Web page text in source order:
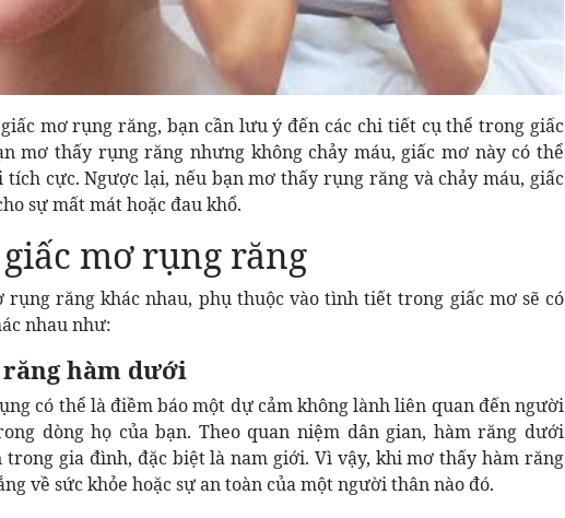
mơ rụng răng, bạn cần lưu ý đến các chi tiết cụ thể trong giấc
mơ thấy rụng răng nhưng không chảy máu, giấc mơ này có thể
cực. Ngược lại, nếu bạn mơ thấy rụng răng và chảy máu, giấc
sự mất mát hoặc đau khổ.
mơ rụng răng
rụng răng khác nhau, phụ thuộc vào tình tiết trong giấc mơ sẽ có
nhau như:
hàm dưới
có thể là điềm báo một dự cảm không lành liên quan đến người
dòng họ của bạn. Theo quan niệm dân gian, hàm răng dưới
gia đình, đặc biệt là nam giới. Vì vậy, khi mơ thấy hàm răng
về sức khỏe hoặc sự an toàn của một người thân nào đó.